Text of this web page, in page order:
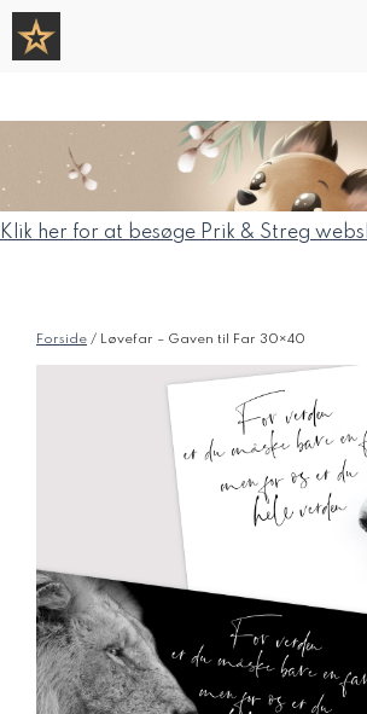
Hop
indhold
Klik her for at besøge Prik & Streg
Forside / Løvefar – Gaven til Far 30×40